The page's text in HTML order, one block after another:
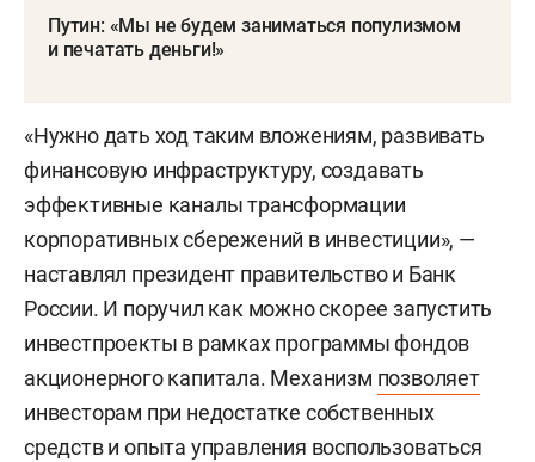
Путин: «Мы не будем заниматься популизмом
и печатать деньги!»
«Нужно дать ход таким вложениям, развивать
финансовую инфраструктуру, создавать
эффективные каналы трансформации
корпоративных сбережений в инвестиции», —
наставлял президент правительство и Банк
России. И поручил как можно скорее запустить
инвестпроекты в рамках программы фондов
акционерного капитала. Механизм позволяет
инвесторам при недостатке собственных
средств и опыта управления воспользоваться